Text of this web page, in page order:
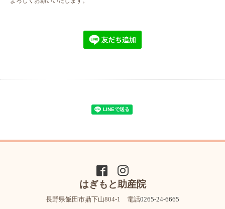
はぎもと助産院
長野県飯田市鼎下山804-1 電話0265-24-6665